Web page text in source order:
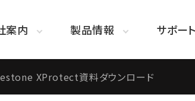
案内 製品情報 サポート
XProtect資料ダウンロード